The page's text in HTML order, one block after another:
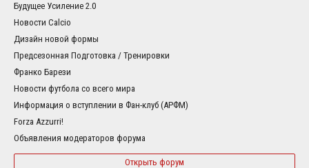
Будущее Усиление 2.0
Новости Calcio
Дизайн новой формы
Предсезонная Подготовка / Тренировки
Франко Барези
Новости футбола со всего мира
Информация о вступлении в Фан-клуб (АРФМ)
Forza Azzurri!
Объявления модераторов форума
Открыть форум